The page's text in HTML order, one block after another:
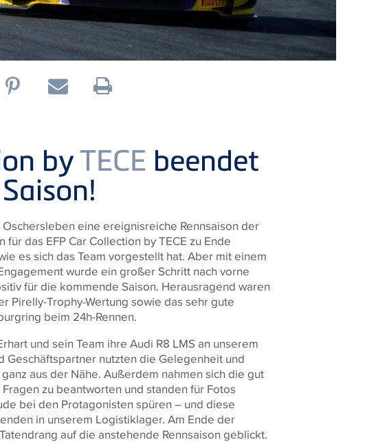
byTECE beendet
eine ereignisreiche Rennsaison der
für das EFP Car Collection byTECE zu Ende
es sich das Team vorgestellt hat. Aber mit einem
wurde ein großer Schritt nach vorne
für die kommende Saison. Herausragend waren
Pirelly-Trophy-Wertung sowie das sehr gute
beim 24h-Rennen.
und sein Team ihre Audi R8 LMS an unserem
Geschäftspartner nutzten die Gelegenheit und
aus der Nähe. Außerdem nahmen sich die gut
zu beantworten und standen für Fotos
bei den Protagonisten spüren – und diese
in unserem Logistiklager. Am Ende der
auf die anstehende Rennsaison geblickt.